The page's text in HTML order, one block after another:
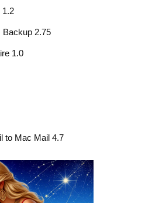
1.2
2.75
1.0
to Mac Mail 4.7